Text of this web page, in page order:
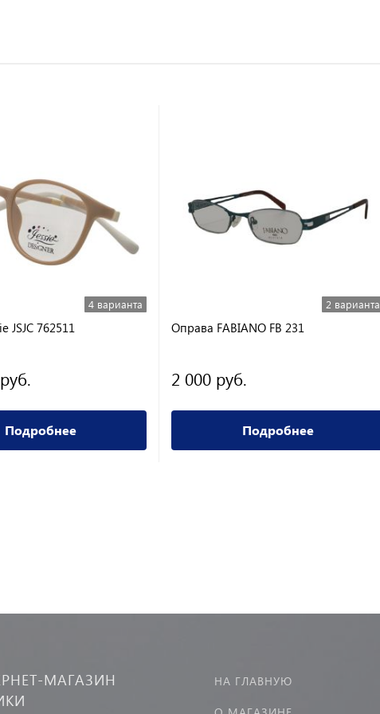
4 варианта
JSJC 762511
Подробнее
2 варианта
Оправа FABIANO FB 231
2 000 руб.
Подробнее
МАГАЗИН
НА ГЛАВНУЮ